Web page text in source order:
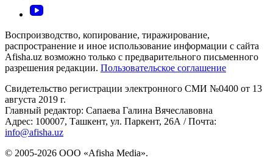
Воспроизводство, копирование, тиражирование,
распространение и иное использование информации с сайта
Afisha.uz возможно только с предварительного письменного
разрешения редакции. Пользовательское соглашение
Свидетельство регистрации электронного СМИ №0400 от 13
августа 2019 г.
Главный редактор: Сапаева Галина Вячеславовна
Адрес: 100007, Ташкент, ул. Паркент, 26А / Почта:
info@afisha.uz
© 2005-2026 ООО «Afisha Media».